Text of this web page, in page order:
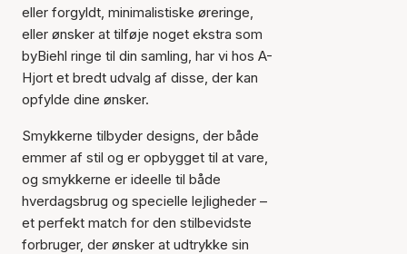
eller forgyldt, minimalistiske øreringe,
eller ønsker at tilføje noget ekstra som
byBiehl ringe til din samling, har vi hos A-
Hjort et bredt udvalg af disse, der kan
opfylde dine ønsker.
Smykkerne tilbyder designs, der både
emmer af stil og er opbygget til at vare,
og smykkerne er ideelle til både
hverdagsbrug og specielle lejligheder –
et perfekt match for den stilbevidste
forbruger, der ønsker at udtrykke sin